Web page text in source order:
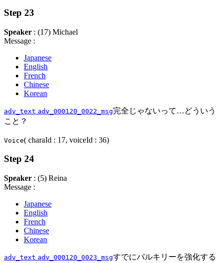
Step 23
Speaker : (17) Michael
Message :
Japanese
English
French
Chinese
Korean
adv_text adv_000120_0022_msg完全じゃないって…どういう
こと？
Voice( charaId : 17, voiceId : 36)
Step 24
Speaker : (5) Reina
Message :
Japanese
English
French
Chinese
Korean
adv_text adv_000120_0023_msgすでにバルキリーを強化する